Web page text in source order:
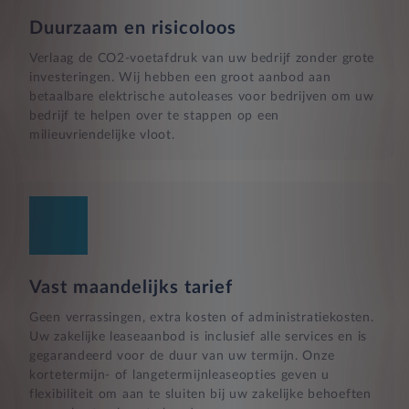
Duurzaam en risicoloos
Verlaag de CO2-voetafdruk van uw bedrijf zonder grote
investeringen. Wij hebben een groot aanbod aan
betaalbare elektrische autoleases voor bedrijven om uw
bedrijf te helpen over te stappen op een
milieuvriendelijke vloot.
Vast maandelijks tarief
Geen verrassingen, extra kosten of administratiekosten.
Uw zakelijke leaseaanbod is inclusief alle services en is
gegarandeerd voor de duur van uw termijn. Onze
kortetermijn- of langetermijnleaseopties geven u
flexibiliteit om aan te sluiten bij uw zakelijke behoeften